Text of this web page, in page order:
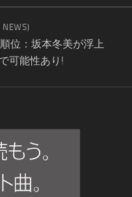
NEWS)
位：坂本冬美が浮上
可能性あり!